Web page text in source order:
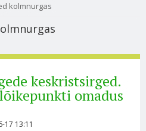
kolmnurgas
keskristsirged.
omadus
17 13:11